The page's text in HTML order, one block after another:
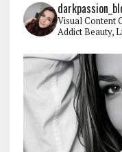
Visual Content
AddictBeauty,